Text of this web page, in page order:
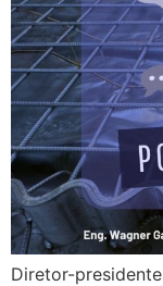
Diretor-